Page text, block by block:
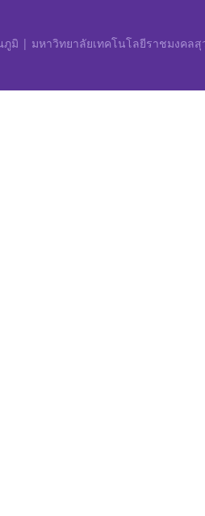
มิ | มหาวิทยาลัยเทคโนโลยีราชมงคล